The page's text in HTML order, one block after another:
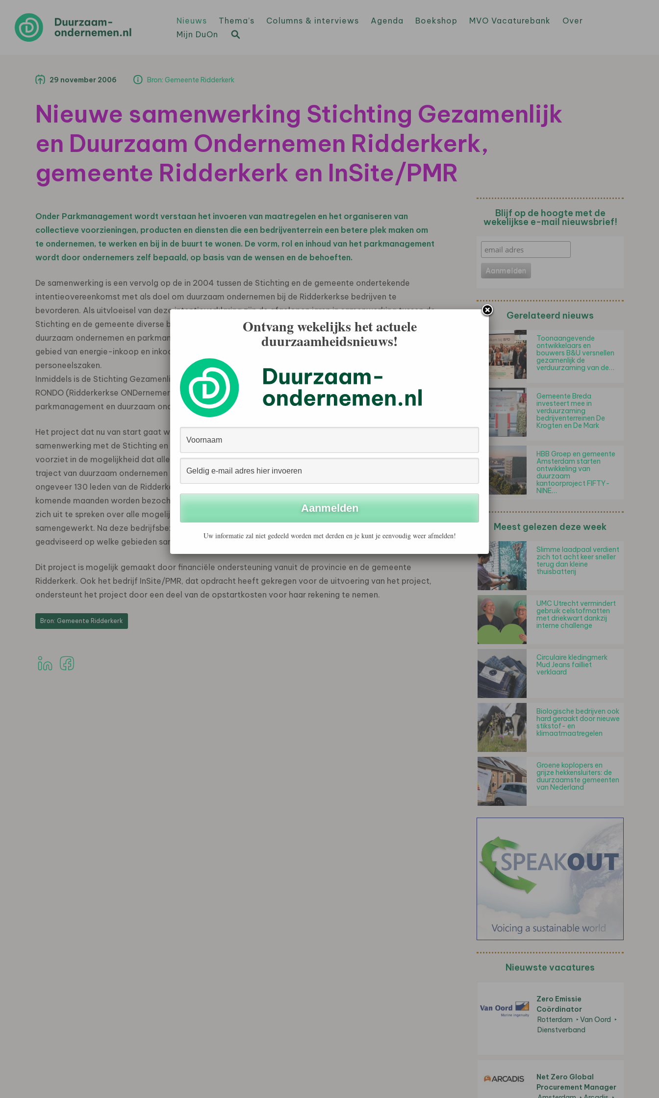
Nieuws Thema’s Columns & interviews Agenda Boekshop MVO Vacaturebank
Over
Mijn DuOn
29 november 2006 Bron: Gemeente Ridderkerk
Nieuwe samenwerking Stichting Gezamenlijk
en Duurzaam Ondernemen Ridderkerk,
gemeente Ridderkerk en InSite/PMR
Onder Parkmanagement wordt verstaan het invoeren van maatregelen en het organiseren van
collectieve voorzieningen, producten en diensten die een bedrijventerrein een betere plek maken om
te ondernemen, te werken en bij in de buurt te wonen. De vorm, rol en inhoud van het parkmanagement
wordt door ondernemers zelf bepaald, op basis van de wensen en de behoeften.
De samenwerking is een vervolg op de in 2004 tussen de Stichting en de gemeente ondertekende
intentieovereenkomst met als doel om duurzaam ondernemen bij de Ridderkerkse bedrijven te
bevorderen. Als uitvloeisel van deze intentieverklaring zijn de afgelopen jaren in samenwerking tussen de
Stichting en de gemeente diverse bijeenkomsten georganiseerd over de verschillende aspecten van
duurzaam ondernemen en parkmanagement. Het gaat hierbij bijvoorbeeld om samenwerking op het
gebied van energie-inkoop en inkoop van kantoormiddelen, afvalinzameling, beveiliging, Arbo-zaken en
personeelszaken.
Inmiddels is de Stichting Gezamenlijk en Duurzaam Ondernemen Ridderkerk onderdeel geworden van de
RONDO (Ridderkerkse ONDernemers Organisatie) waardoor een breed platform is ontstaan om
parkmanagement en duurzaam ondernemen vorm te geven bij de Ridderkerkse bedrijven.
Het project dat nu van start gaat wordt uitgevoerd door het bedrijf InSite-PMR. Dit bedrijf heeft in
samenwerking met de Stichting en de gemeente een plan van aanpak opgesteld, dat uiteindelijk
voorziet in de mogelijkheid dat alle ( ongeveer1100) Ridderkerkse bedrijven zich kunnen aansluiten bij het
traject van duurzaam ondernemen en parkmanagement. Allereerst zal het project zich echter richten op
ongeveer 130 leden van de Ridderkerkse bedrijvenorganisatie RONDO. Deze bedrijven zullen in de
komende maanden worden bezocht. Tijdens deze bedrijfsbezoeken krijgen de bedrijven de gelegenheid
zich uit te spreken over alle mogelijke onderwerpen waarop met andere bedrijven kan worden
samengewerkt. Na deze bedrijfsbezoeken wordt op basis van de geuite wensen door InSite/PMR
geadviseerd op welke gebieden samenwerking succesvol zal kunnen zijn.
Dit project is mogelijk gemaakt door financiële ondersteuning vanuit de provincie en de gemeente
Ridderkerk. Ook het bedrijf InSite/PMR, dat opdracht heeft gekregen voor de uitvoering van het project,
ondersteunt het project door een deel van de opstartkosten voor haar rekening te nemen.
Bron: Gemeente Ridderkerk
Blijf op de hoogte met de
wekelijkse e-mail nieuwsbrief!
Gerelateerd nieuws
Toonaangevende
ontwikkelaars en
bouwers B&U versnellen
gezamenlijk de
verduurzaming van de…
Gemeente Breda
investeert mee in
verduurzaming
bedrijventerreinen De
Krogten en De Mark
HBB Groep en gemeente
Amsterdam starten
ontwikkeling van
duurzaam
kantoorproject FIFTY-
NINE…
Meest gelezen deze week
Slimme laadpaal verdient
zich tot acht keer sneller
terug dan kleine
thuisbatterij
UMC Utrecht vermindert
gebruik celstofmatten
met driekwart dankzij
interne challenge
Circulaire kledingmerk
Mud Jeans failliet
verklaard
Biologische bedrijven ook
hard geraakt door nieuwe
stikstof- en
klimaatmaatregelen
Groene koplopers en
grijze hekkensluiters: de
duurzaamste gemeenten
van Nederland
Nieuwste vacatures
Zero Emissie
Coördinator
Rotterdam
Van Oord
Dienstverband
Net Zero Global
Procurement Manager
Ontvang wekelijks het actuele
duurzaamheidsnieuws!
Uw informatie zal niet gedeeld worden met derden en je kunt je eenvoudig weer afmelden!